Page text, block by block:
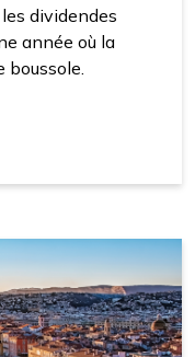
dividendes
année où la